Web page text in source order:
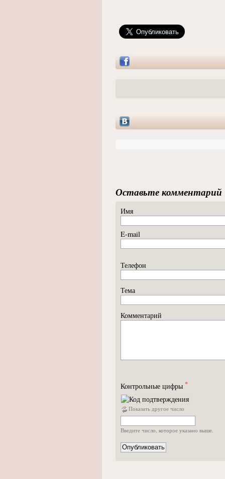
Оставьте комментарий
Имя
E-mail
Телефон
Тема
Комментарий
Контрольные цифры *
Показать другое число
Введите число, которое указано выше.